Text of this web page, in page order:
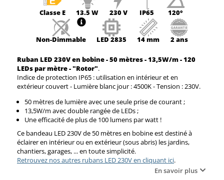
Classe E 13.5 W 230 V IP65 120°
Non-Dimmable LED2835 14 mm 2 ans
Ruban LED 230V en bobine - 50 mètres - 13,5W/m - 120
LEDs par mètre - "Rotor".
Indice de protection IP65 : utilisation en intérieur et en
extérieur couvert - Lumière blanc jour : 4500K - Tension : 230V.
50 mètres de lumière avec une seule prise de courant ;
13,5W/m avec double rangée de LEDs ;
Une efficacité de plus de 100 lumens par watt !
Ce bandeau LED 230V de 50 mètres en bobine est destiné à
éclairer en intérieur ou en extérieur (sous abris) les jardins,
chantiers, garages, ... en toute simplicité.
Retrouvez nos autres rubans LED 230V en cliquant ici.
En savoir plus